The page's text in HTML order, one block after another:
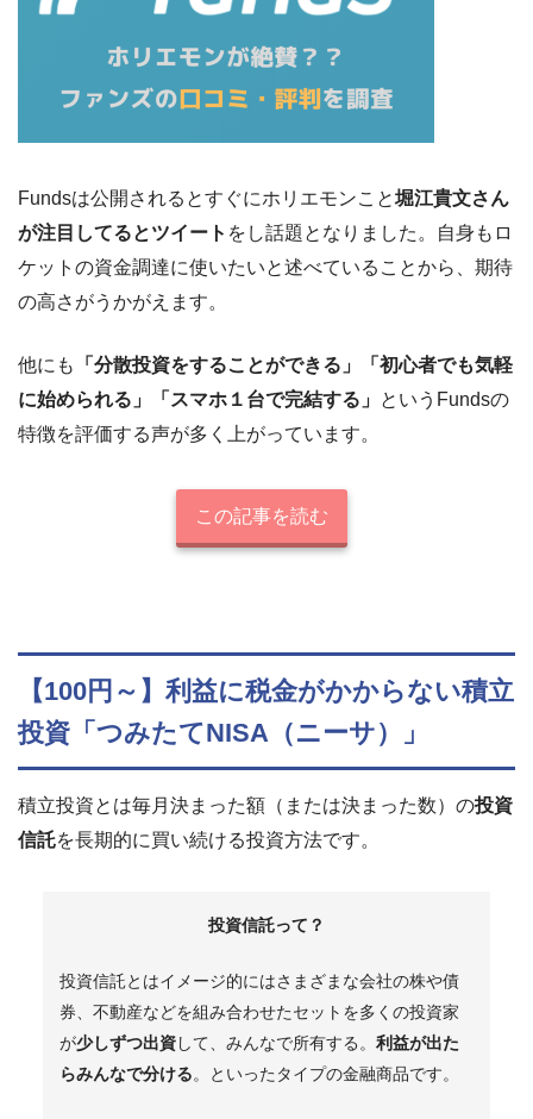
Fundsは公開されるとすぐにホリエモンこと堀江貴文さん
が注目してるとツイート をし話題となりました。自身もロ
ケットの資金調達に使いたいと述べていることから、期待
の高さがうかがえます。
他にも
「分散投資をすることができる」「初心者でも気軽
に始められる」「スマホ１台で完結する」 というFundsの
特徴を評価する声が多く上がっています。
この記事を読む
【100円～】利益に税金がかからない積立
投資「つみたてNISA（ニーサ）」
積立投資とは毎月決まった額（または決まった数）の投資
信託を長期的に買い続ける投資方法です。
投資信託って？
投資信託とはイメージ的にはさまざまな会社の株や債
券、不動産などを組み合わせたセットを多くの投資家
が少しずつ出資して、みんなで所有する。利益が出た
らみんなで分ける。といったタイプの金融商品です。